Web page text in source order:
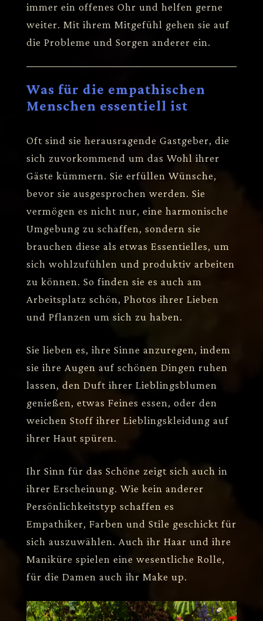
immer ein offenes Ohr und helfen gerne
weiter. Mit ihrem Mitgefühl gehen sie auf
die Probleme und Sorgen anderer ein.
Was für die empathischen
Menschen essentiell ist
Oft sind sie herausragende Gastgeber, die
sich zuvorkommend um das Wohl ihrer
Gäste kümmern. Sie erfüllen Wünsche,
bevor sie ausgesprochen werden. Sie
vermögen es nicht nur, eine harmonische
Umgebung zu schaffen, sondern sie
brauchen diese als etwas Essentielles, um
sich wohlzufühlen und produktiv arbeiten
zu können. So finden sie es auch am
Arbeitsplatz schön, Photos ihrer Lieben
und Pflanzen um sich zu haben.
Sie lieben es, ihre Sinne anzuregen, indem
sie ihre Augen auf schönen Dingen ruhen
lassen, den Duft ihrer Lieblingsblumen
genießen, etwas Feines essen, oder den
weichen Stoff ihrer Lieblingskleidung auf
ihrer Haut spüren.
Ihr Sinn für das Schöne zeigt sich auch in
ihrer Erscheinung. Wie kein anderer
Persönlichkeitstyp schaffen es
Empathiker, Farben und Stile geschickt für
sich auszuwählen. Auch ihr Haar und ihre
Maniküre spielen eine wesentliche Rolle,
für die Damen auch ihr Make up.